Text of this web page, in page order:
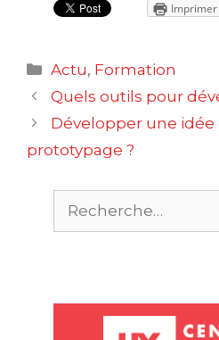
Imprimer
Catégories
Actu, Formation
Navigation
des
Quels outils pour
Développer une idée
prototypage ?
Rechercher :
m
ScrumMa